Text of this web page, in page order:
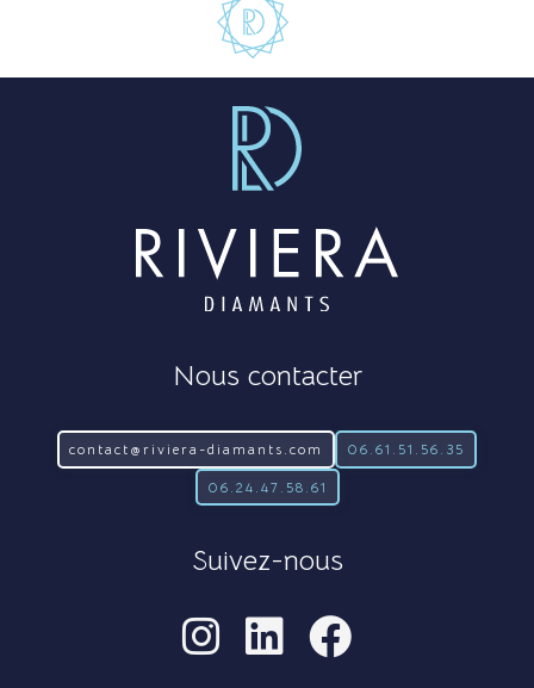
Nous contacter
contact@riviera-diamants.com 06.61.51.56.35
06.24.47.58.61
Suivez-nous